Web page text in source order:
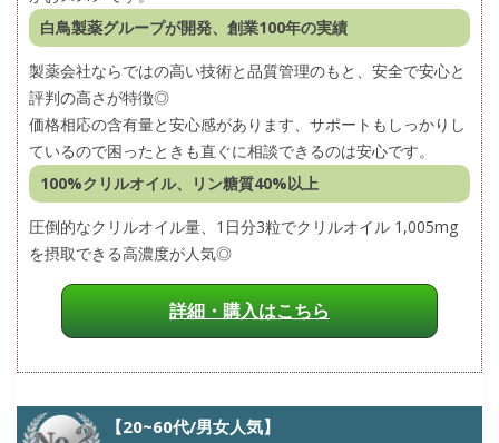
白鳥製薬グループが開発、創業100年の実績
製薬会社ならではの高い技術と品質管理のもと、安全で安心と
評判の高さが特徴◎
価格相応の含有量と安心感があります、サポートもしっかりし
ているので困ったときも直ぐに相談できるのは安心です。
100%クリルオイル、リン糖質40%以上
圧倒的なクリルオイル量、1日分3粒でクリルオイル 1,005mg
を摂取できる高濃度が人気◎
詳細・購入はこちら
【20~60代/男女人気】